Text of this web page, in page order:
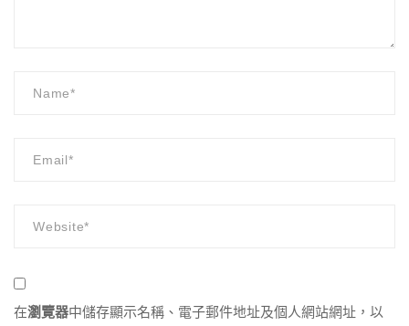
在瀏覽器中儲存顯示名稱、電子郵件地址及個人網站網址，以